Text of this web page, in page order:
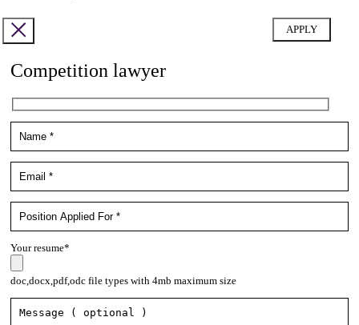
Competition lawyer
Your resume*
doc,docx,pdf,odc file types with 4mb maximum size